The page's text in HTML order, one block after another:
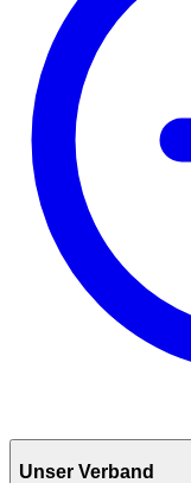
Unser Verband